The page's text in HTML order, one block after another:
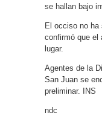
se hallan bajo
El occiso no
confirmó que el
lugar.
Agentes de la
San Juan se
preliminar. INS
ndc